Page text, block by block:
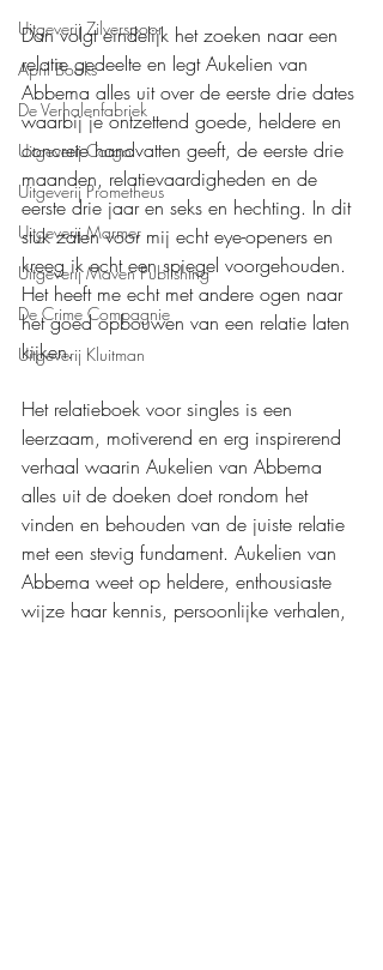
Uitgeverij Zilverspoor
April Books
De Verhalenfabriek
Uitgeverij Cargo
Uitgeverij Prometheus
Uitgeverij Marmer
Uitgeverij Maven Publishing
De Crime Compagnie
Uitgeverij Kluitman
Dan volgt eindelijk het zoeken naar een
relatie gedeelte en legt Aukelien van
Abbema alles uit over de eerste drie dates
waarbij je ontzettend goede, heldere en
concrete handvatten geeft, de eerste drie
maanden, relatievaardigheden en de
eerste drie jaar en seks en hechting. In dit
stuk zaten voor mij echt eye-openers en
kreeg ik echt een spiegel voorgehouden.
Het heeft me echt met andere ogen naar
het goed opbouwen van een relatie laten
kijken.
Het relatieboek voor singles is een
leerzaam, motiverend en erg inspirerend
verhaal waarin Aukelien van Abbema
alles uit de doeken doet rondom het
vinden en behouden van de juiste relatie
met een stevig fundament. Aukelien van
Abbema weet op heldere, enthousiaste
wijze haar kennis, persoonlijke verhalen,